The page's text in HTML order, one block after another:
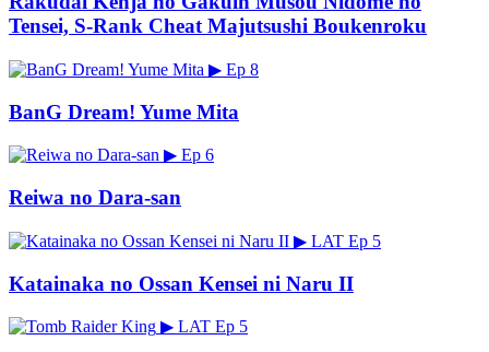
Tensei, S-Rank Cheat Majutsushi Boukenroku
▶ Ep 8
BanG Dream! Yume Mita
▶ Ep 6
Reiwa no Dara-san
▶ LAT Ep 5
Katainaka no Ossan Kensei ni Naru II
▶ LAT Ep 5